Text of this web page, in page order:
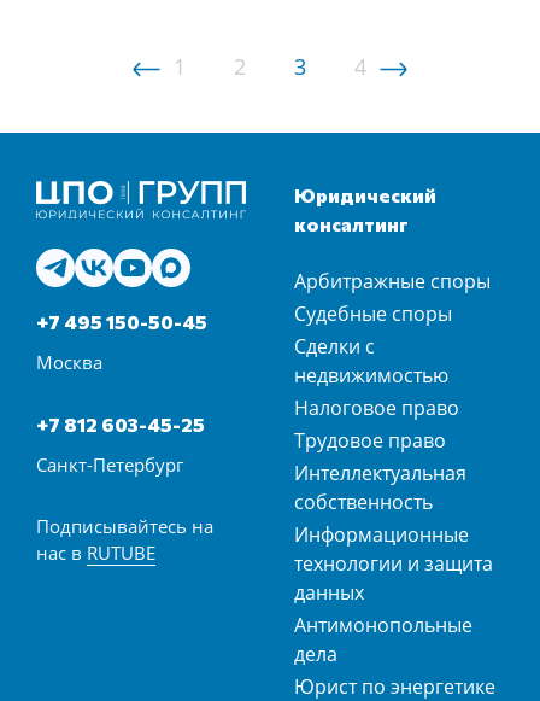
1 2 3 4
+7 495 150-50-45
Москва
+7 812 603-45-25
Санкт-Петербург
Подписывайтесь на
нас в RUTUBE
Юридический
консалтинг
Арбитражные споры
Судебные споры
Сделки с
недвижимостью
Налоговое право
Трудовое право
Интеллектуальная
собственность
Информационные
технологии и защита
данных
Антимонопольные
дела
Юрист по энергетике